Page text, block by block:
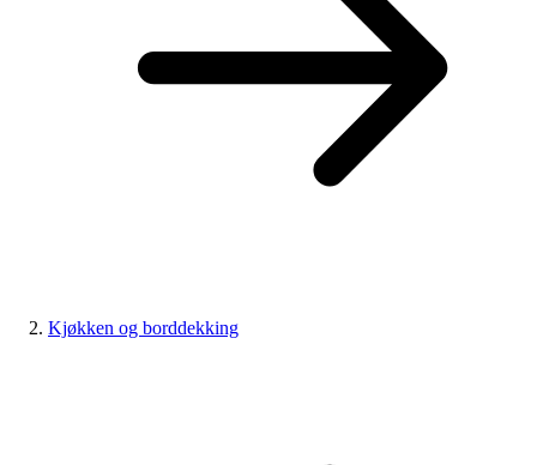
Kjøkken og borddekking